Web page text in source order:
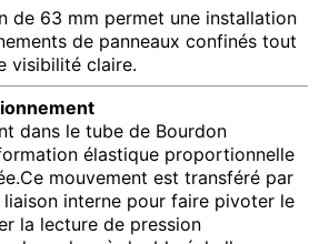
dans le noir
de 63 mm permet une installation
de panneaux confinés tout
visibilité claire.
dans le tube de Bourdon
élastique proportionnelle
mouvement est transféré par
liaison interne pour faire pivoter le
la lecture de pression